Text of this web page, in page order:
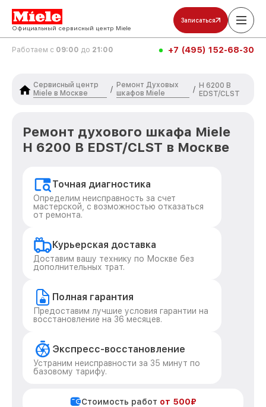
Официальный сервисный центр Miele
Записаться
Работаем с 09:00 до 21:00 +7 (495) 152-68-30
Сервисный центр
Miele в Москве
/
Ремонт Духовых
шкафов Miele
/ H 6200 B
EDST/CLST
Ремонт духового шкафа Miele
H 6200 B EDST/CLST в Москве
Точная диагностика
Определим неисправность за счет
мастерской, с возможностью отказаться
от ремонта.
Курьерская доставка
Доставим вашу технику по Москве без
дополнительных трат.
Полная гарантия
Предоставим лучшие условия гарантии на
восстановление на 36 месяцев.
Экспресс-восстановление
Устраним неисправности за 35 минут по
базовому тарифу.
Стоимость работ от 500₽